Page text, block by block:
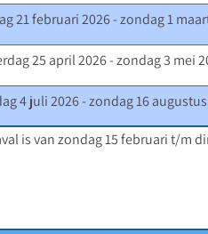
21 februari 2026 - zondag 1
25 april 2026 - zondag 3 mei
4 juli 2026 - zondag 16
is van zondag 15 februari t/m